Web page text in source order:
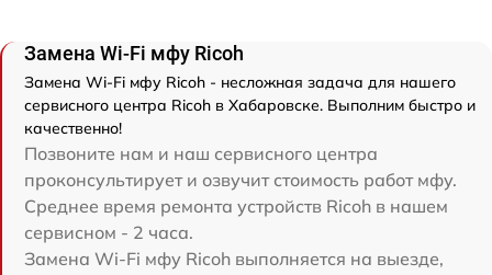
Замена Wi-Fi мфу Ricoh
Замена Wi-Fi мфу Ricoh - несложная задача для нашего
сервисного центра Ricoh в Хабаровске. Выполним быстро и
качественно!
Позвоните нам и наш сервисного центра
проконсультирует и озвучит стоимость работ мфу.
Среднее время ремонта устройств Ricoh в нашем
сервисном - 2 часа.
Замена Wi-Fi мфу Ricoh выполняется на выезде,